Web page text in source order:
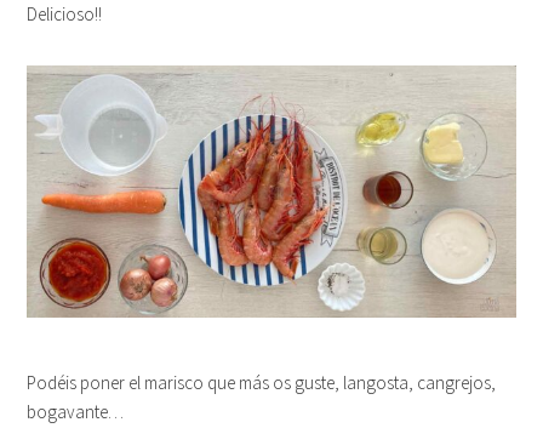
Delicioso!!
Podéis poner el marisco que más os guste, langosta, cangrejos,
bogavante…